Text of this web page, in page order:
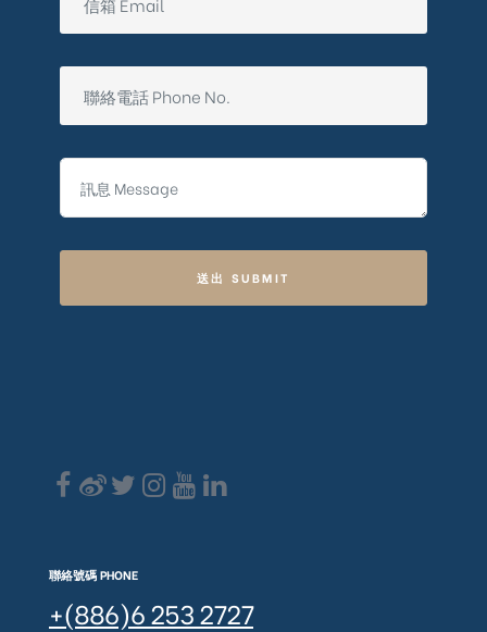
送出 SUBMIT
聯絡號碼 PHONE
+(886)6 253 2727